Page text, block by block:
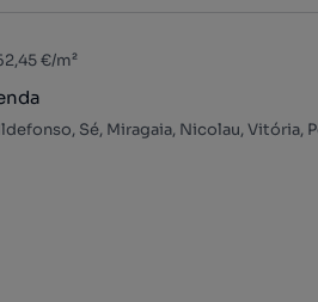
€/m²
Sé, Miragaia, Nicolau, Vitória,